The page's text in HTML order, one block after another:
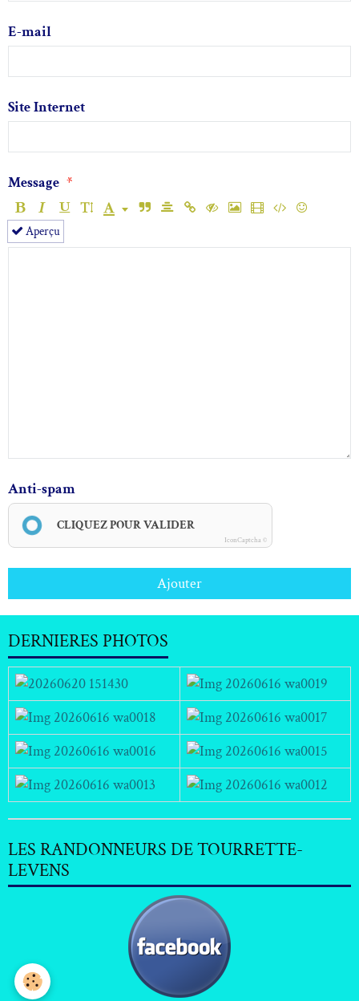
E-mail
Site Internet
Message
Aperçu
Anti-spam
CLIQUEZ POUR VALIDER
IconCaptcha ©
Ajouter
DERNIERES PHOTOS
LES RANDONNEURS DE TOURRETTE-
LEVENS